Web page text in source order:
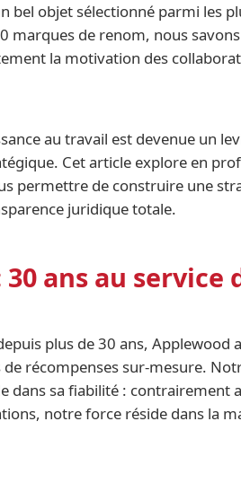
bel objet sélectionné parmi les
marques de renom, nous
la motivation des
au travail est devenue un
Cet article explore en
permettre de construire une
juridique totale.
30 ans au
plus de 30 ans, Applewood
récompenses sur-mesure.
dans sa fiabilité : contrairement
notre force réside dans la